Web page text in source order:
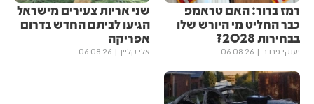
רמז ברור: האם טראמפ
כבר החליט מי היורש שלו
בבחירות 2028?
יענקי פרבר 06.08.26
שני אריות צעירים מישראל
הגיעו לביתם החדש בדרום
אפריקה
אלי קליין 06.08.26